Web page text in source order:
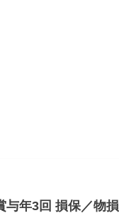
年3回 損保／物